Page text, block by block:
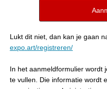
Lukt dit niet, dan kan je gaan
expo.art/registreren/
In het aanmeldformulier wordt
te vullen. Die informatie wordt